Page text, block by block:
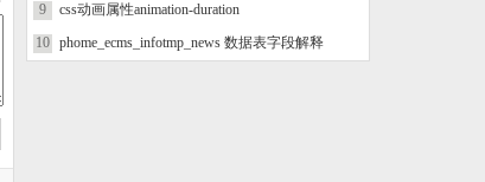
9
css动画属性animation-duration
10 phome_ecms_infotmp_news 数据表字段解释